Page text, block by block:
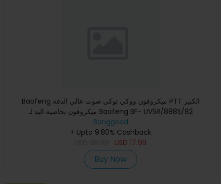
Baofeng ميكروفون ووكي توكي صوت عالي الدقة PTT الكبير
ميكروفون بخاصية اليد لـ Baofeng BF- UV5R/888S/82
Banggood
+ Upto 9.80% Cashback
USD 17.99
Buy Now